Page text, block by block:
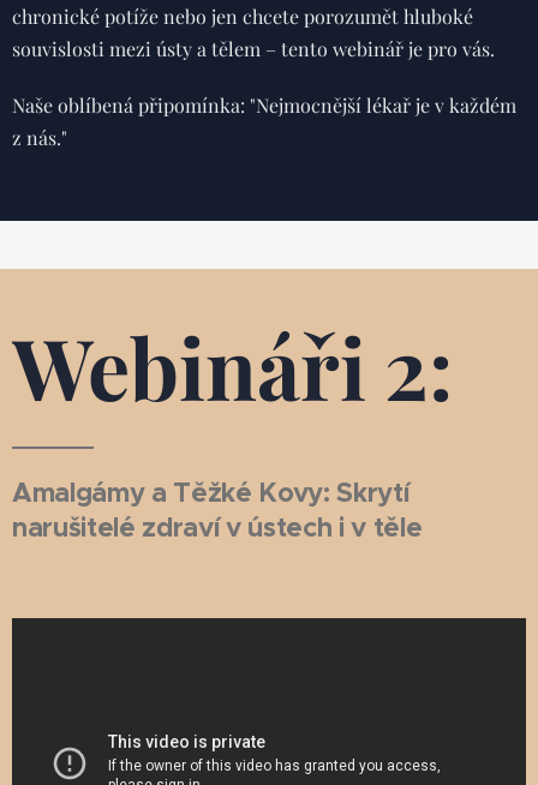
chronické potíže nebo jen chcete porozumět hluboké
souvislosti mezi ústy a tělem – tento webinář je pro vás.
Naše oblíbená připomínka: "Nejmocnější lékař je v každém
z nás."
Webináři 2:
Amalgámy a Těžké Kovy: Skrytí
narušitelé zdraví v ústech i v těle